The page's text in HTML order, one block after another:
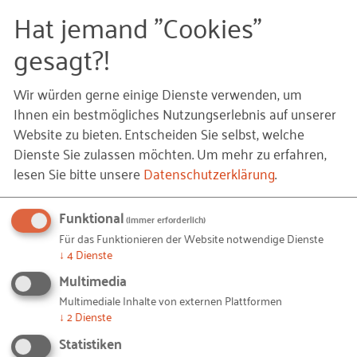
Crowdfunding-Projekten
Anschaulicher wird es mit drei Beispielen von
Energiegründern, die ihr Wachstum über
unterschiedliche Crowdfunding-Plattformen
finanziert haben. Alle drei Unternehmen existierten
bereits und waren zum Start des Crowdfundings
auf dem jeweiligen Markt aktiv.
DZ-4
Im Sommer 2014 konnte
aus Hamburg, ein
Leasing-Anbieter für Photovoltaik-Anlagen, auf der
Plattform Econeers 180.000,- € von 143 Investoren
einsammeln. Econeers ist ein Ableger von
Seedmatch, der größten deutschen Plattform zur
Hat jemand "Cookies"
gesagt?!
Wir würden gerne einige Dienste verwenden, um
Ihnen ein bestmögliches Nutzungserlebnis auf unserer
Website zu bieten. Entscheiden Sie selbst, welche
Dienste Sie zulassen möchten.Um mehr zu erfahren,
lesen Sie bitte unsereDatenschutzerklärung.
Funktional(immer erforderlich)
Für das Funktionieren der Website notwendige Dienste
↓ 4Dienste
Multimedia
Multimediale Inhalte von externen Plattformen
↓ 2Dienste
Statistiken